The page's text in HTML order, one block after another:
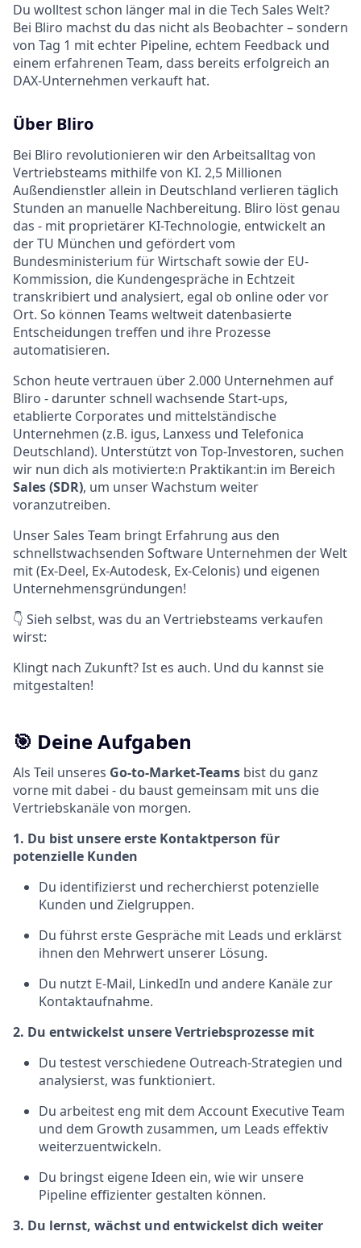
Du wolltest schon länger mal in die Tech Sales Welt?
Bei Bliro machst du das nicht als Beobachter – sondern
von Tag 1 mit echter Pipeline, echtem Feedback und
einem erfahrenen Team, dass bereits erfolgreich an
DAX-Unternehmen verkauft hat.
Über Bliro
Bei Bliro revolutionieren wir den Arbeitsalltag von
Vertriebsteams mithilfe von KI. 2,5 Millionen
Außendienstler allein in Deutschland verlieren täglich
Stunden an manuelle Nachbereitung. Bliro löst genau
das - mit proprietärer KI-Technologie, entwickelt an
der TU München und gefördert vom
Bundesministerium für Wirtschaft sowie der EU-
Kommission, die Kundengespräche in Echtzeit
transkribiert und analysiert, egal ob online oder vor
Ort. So können Teams weltweit datenbasierte
Entscheidungen treffen und ihre Prozesse
automatisieren.
Schon heute vertrauen über 2.000 Unternehmen auf
Bliro - darunter schnell wachsende Start-ups,
etablierte Corporates und mittelständische
Unternehmen (z.B. igus, Lanxess und Telefonica
Deutschland). Unterstützt von Top-Investoren, suchen
wir nun dich als motivierte:n Praktikant:in im Bereich
Sales (SDR), um unser Wachstum weiter
voranzutreiben.
Unser Sales Team bringt Erfahrung aus den
schnellstwachsenden Software Unternehmen der Welt
mit (Ex-Deel, Ex-Autodesk, Ex-Celonis) und eigenen
Unternehmensgründungen!
👇 Sieh selbst, was du an Vertriebsteams verkaufen
wirst:
Klingt nach Zukunft? Ist es auch. Und du kannst sie
mitgestalten!
🎯 Deine Aufgaben
Als Teil unseres Go-to-Market-Teams bist du ganz
vorne mit dabei - du baust gemeinsam mit uns die
Vertriebskanäle von morgen.
1. Du bist unsere erste Kontaktperson für
potenzielle Kunden
Du identifizierst und recherchierst potenzielle
Kunden und Zielgruppen.
Du führst erste Gespräche mit Leads und erklärst
ihnen den Mehrwert unserer Lösung.
Du nutzt E-Mail, LinkedIn und andere Kanäle zur
Kontaktaufnahme.
2. Du entwickelst unsere Vertriebsprozesse mit
Du testest verschiedene Outreach-Strategien und
analysierst, was funktioniert.
Du arbeitest eng mit dem Account Executive Team
und dem Growth zusammen, um Leads effektiv
weiterzuentwickeln.
Du bringst eigene Ideen ein, wie wir unsere
Pipeline effizienter gestalten können.
3. Du lernst, wächst und entwickelst dich weiter